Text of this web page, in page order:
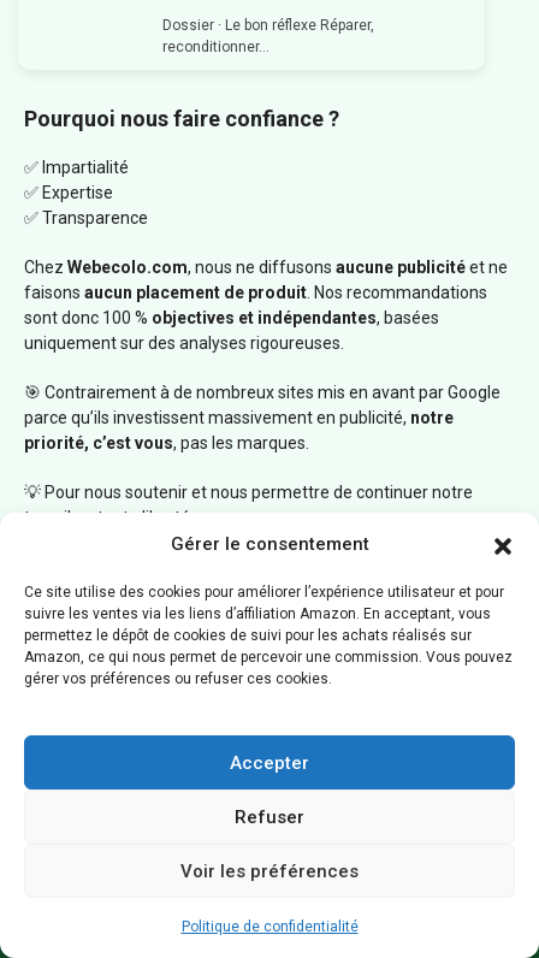
Gérer le consentement
Ce site utilise des cookies pour améliorer l’expérience utilisateur et pour
suivre les ventes via les liens d’affiliation Amazon. En acceptant, vous
permettez le dépôt de cookies de suivi pour les achats réalisés sur
Amazon, ce qui nous permet de percevoir une commission. Vous pouvez
gérer vos préférences ou refuser ces cookies.
Accepter
Refuser
Voir les préférences
Politique de confidentialité
Dossier · Le bon réflexe Réparer,
reconditionner...
Pourquoi nous faire confiance ?
✅ Impartialité
✅ Expertise
✅ Transparence
Chez Webecolo.com, nous ne diffusons aucune publicitéet ne
faisons aucun placement de produit . Nos recommandations
sont donc 100 % objectives et indépendantes, basées
uniquement sur des analyses rigoureuses.
🎯 Contrairement à de nombreux sites mis en avant par Google
parce qu’ils investissent massivement en publicité, notre
priorité, c’est vous, pas les marques.
💡 Pour nous soutenir et nous permettre de continuer notre
travail en toute liberté :
recherche
Ajoutez notre site à vos favoris
Ou utilisez un moteur de recherche alternatif commeEcosia,
bon pour la planète 🌱